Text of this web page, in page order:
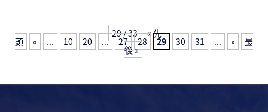
29 / 33 « 先
頭 « ... 10 20 ... 27 28 29 30 31 ... » 最
後 »